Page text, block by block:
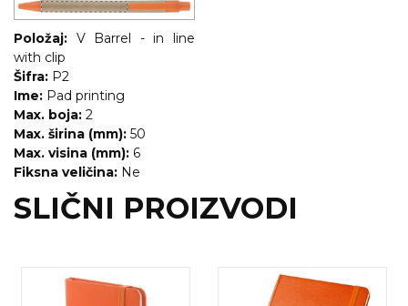
Položaj: V Barrel - in line
with clip
Šifra: P2
Ime: Pad printing
Max. boja: 2
Max. širina (mm): 50
Max. visina (mm): 6
Fiksna veličina: Ne
SLIČNI PROIZVODI